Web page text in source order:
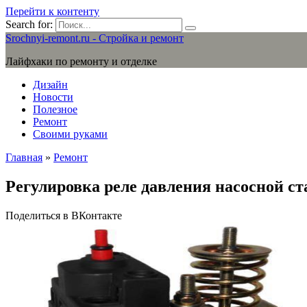
Перейти к контенту
Search for:
Srochnyi-remont.ru - Стройка и ремонт
Лайфхаки по ремонту и отделке
Дизайн
Новости
Полезное
Ремонт
Своими руками
Главная » Ремонт
Регулировка реле давления насосной
Поделиться в ВКонтакте